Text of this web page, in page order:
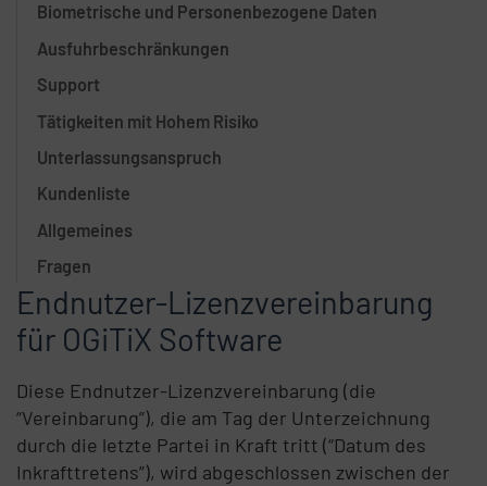
Biometrische und Personenbezogene Daten
Ausfuhrbeschränkungen
Support
Tätigkeiten mit Hohem Risiko
Unterlassungsanspruch
Kundenliste
Allgemeines
Fragen
Endnutzer-Lizenzvereinbarung
für OGiTiX Software
Diese Endnutzer-Lizenzvereinbarung (die
“Vereinbarung”), die am Tag der Unterzeichnung
durch die letzte Partei in Kraft tritt (“Datum des
Inkrafttretens”), wird abgeschlossen zwischen der